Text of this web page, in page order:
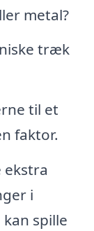
metal?
træk
til et
faktor.
ekstra
i
spille